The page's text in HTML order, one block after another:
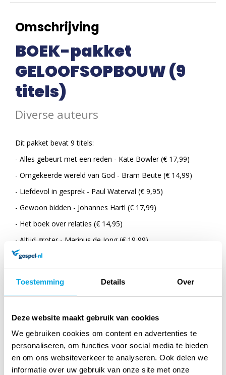
Toestemming Details Over
Deze website maakt gebruik van cookies
We gebruiken cookies om content en advertenties te
personaliseren, om functies voor social media te bieden
en om ons websiteverkeer te analyseren. Ook delen we
informatie over uw gebruik van onze site met onze
Omschrijving
BOEK-pakket
GELOOFSOPBOUW (9
titels)
Diverse auteurs
Dit pakket bevat 9 titels:
- Alles gebeurt met een reden - Kate Bowler (€ 17,99)
- Omgekeerde wereld van God - Bram Beute (€ 14,99)
- Liefdevol in gesprek - Paul Waterval (€ 9,95)
- Gewoon bidden - Johannes Hartl (€ 17,99)
- Het boek over relaties (€ 14,95)
- Altijd groter - Marinus de Jong (€ 19,99)
- Lazarus staat op - Rikko Voorberg (€ 17,95)
- Hier en nu - Neeltje Rietveld (€ 14,95)
Prachtige boeken nu sterk afgeprijsd in dit unieke
boekpakket en ook nog eens zonder verzendkosten, maar